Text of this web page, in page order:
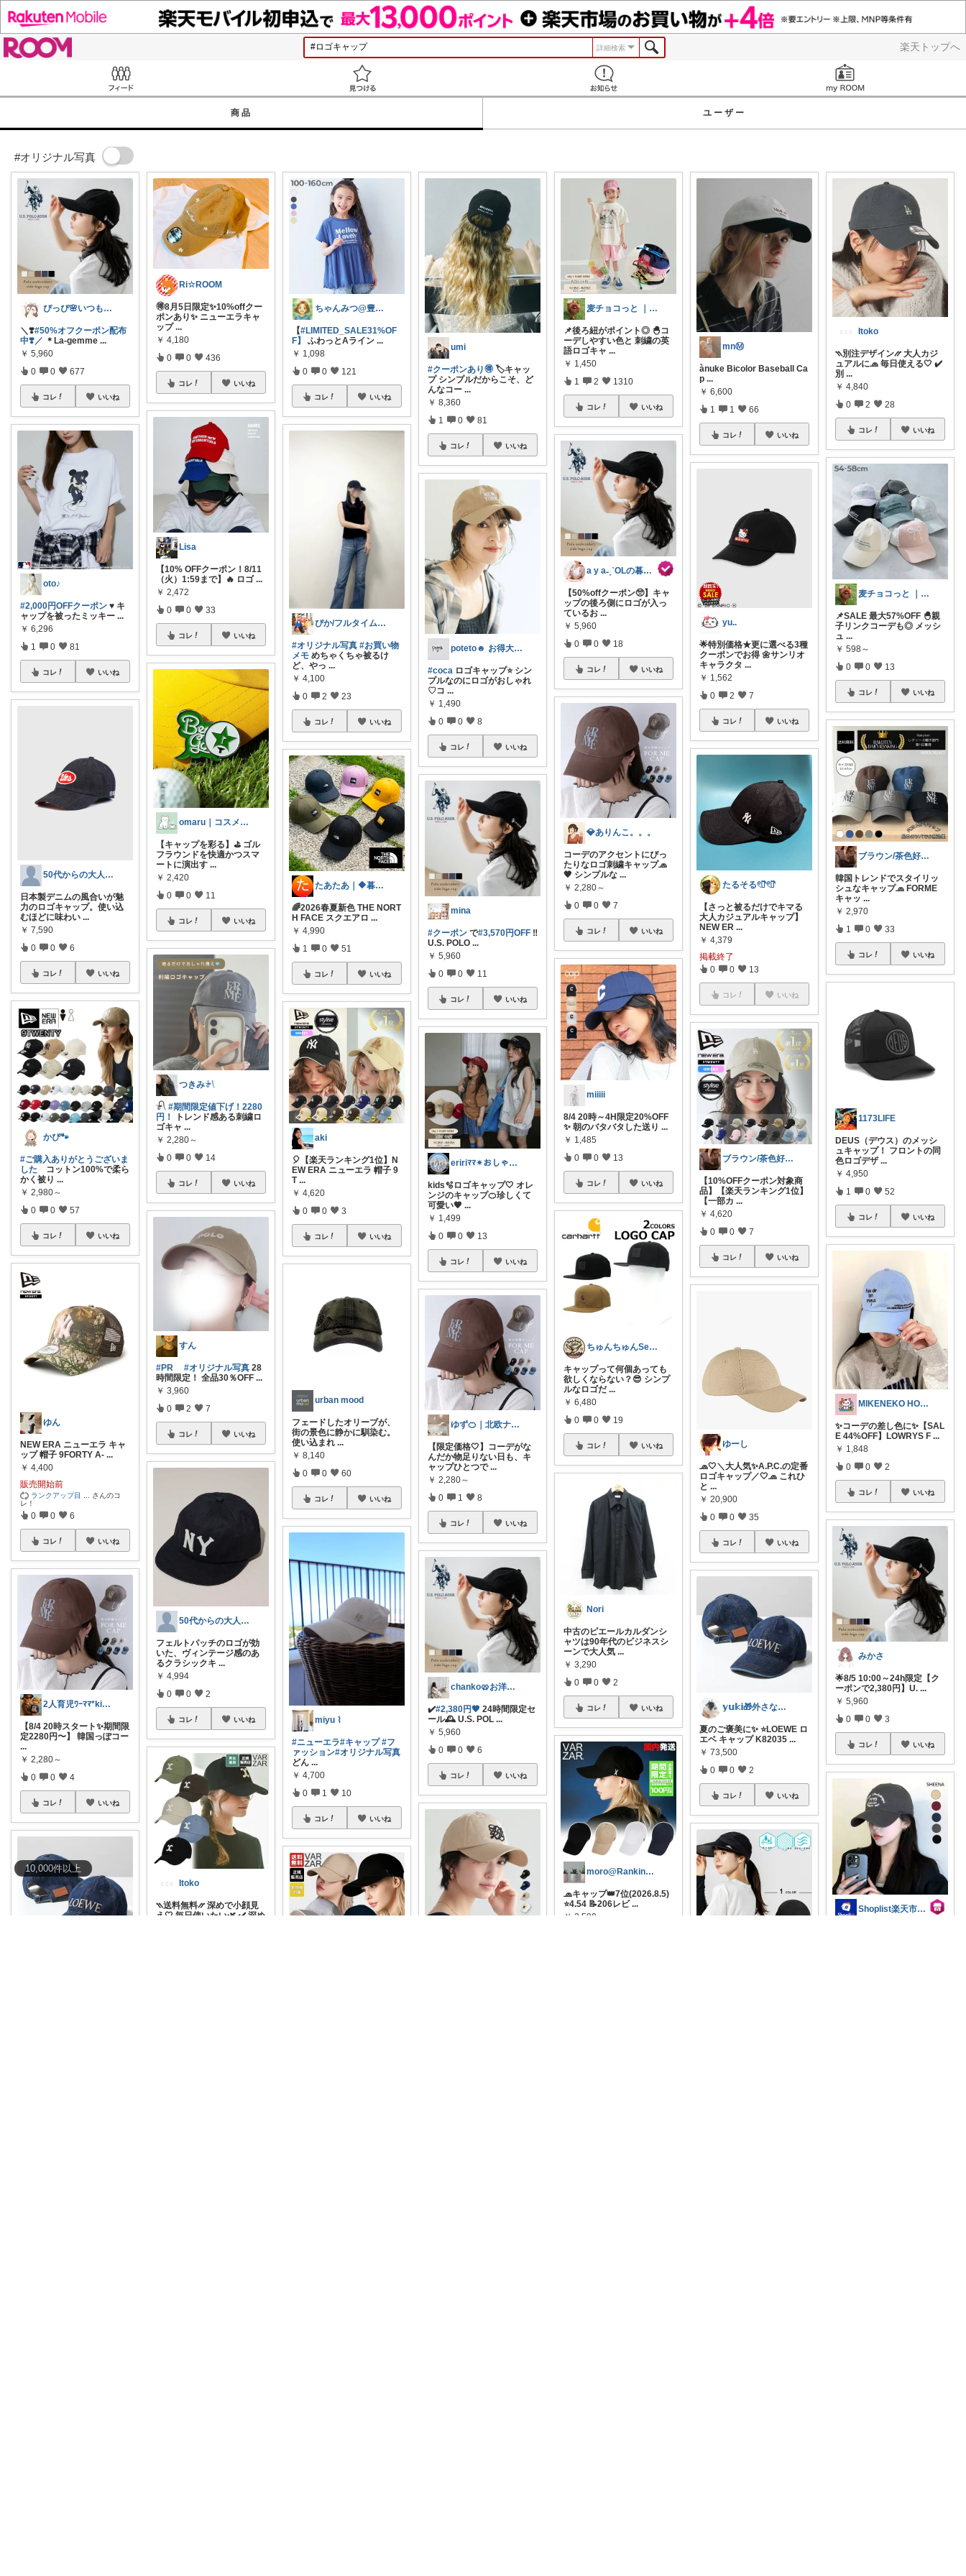
楽天トップへ
詳細検索
商品 ユーザー
#オリジナル写真
10,000件以上
ぴっぴ🌸いつもありがとうございます♡
＼❣️#50%オフクーポン配布
中❣️／ ＊La-gemme ...
￥ 5,960
0 0 677
コレ いいね
oto♪
#2,000円OFFクーポン ♥︎︎ キ
ャップを被ったミッキー ...
￥ 6,296
1 0 81
コレ いいね
50代からの大人メンズキャップ案内
日本製デニムの風合いが魅
力のロゴキャップ。使い込
むほどに味わい ...
￥ 7,590
0 0 6
コレ いいね
かぴ🐾
#ご購入ありがとうございま
した コットン100%で柔ら
かく被り ...
￥ 2,980～
0 0 57
コレ いいね
ゆん
NEW ERA ニューエラ キャ
ップ 帽子 9FORTY A- ...
￥ 4,400
販売開始前
ランクアップ目
さんのコ
レ！
0 0 6
コレ いいね
2人育児ﾜｰﾏﾏ*kinakoomama
【8/4 20時スタート✨期間限
定2280円〜】 韓国っぽコー
...
￥ 2,280～
0 0 4
コレ いいね
Ri☆ROOM
🉐8月5日限定✨10%offクー
ポンあり✨ ニューエラキャ
ップ ...
￥ 4,180
0 0 436
コレ いいね
Lisa
【10% OFFクーポン！8/11
（火）1:59まで】🔥 ロゴ ...
￥ 2,472
0 0 33
コレ いいね
omaru｜コスメと大人女子の暮らし
【キャップを彩る】⛳ ゴル
フラウンドを快適かつスマ
ートに演出す ...
￥ 2,420
0 0 11
コレ いいね
つきみ𓍯
𓍯#期間限定値下げ！2280
円！
トレンド感ある刺繍ロ
ゴキャ ...
￥ 2,280～
0 0 14
コレ いいね
すん
#PR #オリジナル写真 28
時間限定！ 全品30％OFF ...
￥ 3,960
0 2 7
コレ いいね
50代からの大人メンズキャップ案内
フェルトパッチのロゴが効
いた、ヴィンテージ感のあ
るクラシックキ ...
￥ 4,994
0 0 2
コレ いいね
Itoko
⳹送料無料⳼ 深めで小顔見
え🤍 毎日使いたい🌿 ✔️ 深め
ちゃんみつ@豊かな日常
【#LIMITED_SALE31%OF
F】
ふわっとAライン...
￥ 1,098
0 0 121
コレ いいね
ぴか/フルタイムワーママ👦🏻👦🏻
#オリジナル写真 #お買い物
メモ めちゃくちゃ被るけ
ど、やっ ...
￥ 4,100
0 2 23
コレ いいね
たあたあ｜🔶暮らしのおすすめ🔶
🌈2026春夏新色 THE NORT
H FACE スクエアロ ...
￥ 4,990
1 0 51
コレ いいね
aki
🎈【楽天ランキング1位】N
EW ERA ニューエラ 帽子 9
T ...
￥ 4,620
0 0 3
コレ いいね
urban mood
フェードしたオリーブが、
街の景色に静かに馴染む。
使い込まれ ...
￥ 8,140
0 0 60
コレ いいね
miyu ⌇
#ニューエラ#キャップ #フ
ァッション#オリジナル写真
どん ...
￥ 4,700
0 1 10
コレ いいね
umi
#クーポンあり🉐 🏷️キャッ
プ シンプルだからこそ、ど
んなコー ...
￥ 8,360
1 0 81
コレ いいね
poteto☻ お得大好き💜
#coca ロゴキャップ⭐️ シン
プルなのにロゴがおしゃれ
♡コ ...
￥ 1,490
0 0 8
コレ いいね
mina
#クーポン で#3,570円OFF ‼️
U.S. POLO...
￥ 5,960
0 0 11
コレ いいね
eririﾏﾏ✴︎おしゃれ雑貨×子供×服
kids🫧ロゴキャップ🤍 オレ
ンジのキャップ🍊珍しくて
可愛い🧡 ...
￥ 1,499
0 0 13
コレ いいね
ゆず🍊｜北欧ナチュラルインテリア
【限定価格🤍】コーデがな
んだか物足りない日も、キ
ャップひとつで ...
￥ 2,280～
0 1 8
コレ いいね
chanko🥨お洋服/出産準備💗
✔️#2,380円🤎 24時間限定セ
ール🕰️ U.S. POL ...
￥ 5,960
0 0 6
コレ いいね
麦チョコっと ｜ キッズ＆ベビー 夏
📌後ろ紐がポイント◎ 🐣コ
ーデしやすい色と 刺繍の英
語ロゴキャ ...
￥ 1,450
1 2 1310
コレ いいね
a y a˗ˏˋOLの暮らしと仕事ˎˊ˗
【50%offクーポン🥺】キャ
ップの後ろ側にロゴが入っ
ているお ...
￥ 5,960
0 0 18
コレ いいね
💎ありんこ。。。
コーデのアクセントにぴっ
たりなロゴ刺繍キャップ🧢
🤎 シンプルな ...
￥ 2,280～
0 0 7
コレ いいね
miiiii
8/4 20時～4H限定20%OFF
✨ 朝のバタバタした送り ...
￥ 1,485
0 0 13
コレ いいね
ちゅんちゅんSelect
キャップって何個あっても
欲しくならない？😎 シンプ
ルなロゴだ ...
￥ 6,480
0 0 19
コレ いいね
Nori
中古のピエールカルダンシ
ャツは90年代のビジネスシ
ーンで大人気 ...
￥ 3,290
0 0 2
コレ いいね
moro@Ranking ROOM
🧢キャップ👑7位(2026.8.5)
⭐4.54 📝206レビ ...
￥ 3,580
mnⓂ︎
ànuke Bicolor Baseball Ca
p...
￥ 6,600
1 1 66
コレ いいね
yu..
🌟特別価格★更に選べる3種
クーポンでお得 🌼サンリオ
キャラクタ ...
￥ 1,562
0 2 7
コレ いいね
たるそる𓏲𓎨𓏲𓎨
【さっと被るだけでキマる
大人カジュアルキャップ】
NEW ER ...
￥ 4,379
掲載終了
0 0 13
コレ いいね
ブラウン/茶色好き🤎ノブたん
【10%OFFクーポン対象商
品】【楽天ランキング1位】
【一部カ ...
￥ 4,620
0 0 7
コレ いいね
ゆーし
🧢🤍＼大人気✨A.P.C.の定番
ロゴキャップ／🤍🧢 これひ
と ...
￥ 20,900
0 0 35
コレ いいね
𝕪𝕦𝕜𝕚🎁外さない手土産お菓子
夏のご褒美に✨ ⭐️LOEWE ロ
エベ キャップ K82035 ...
￥ 73,500
0 0 2
コレ いいね
Itoko
⳹別注デザイン⳼ 大人カジ
ュアルに🧢 毎日使える🤍 ✔️
別 ...
￥ 4,840
0 2 28
コレ いいね
麦チョコっと ｜ キッズ＆ベビー 夏
📌SALE 最大57%OFF 🐣親
子リンクコーデも◎ メッシ
ュ ...
￥ 598～
0 0 13
コレ いいね
ブラウン/茶色好き🤎ノブたん
韓国トレンドでスタイリッ
シュなキャップ🧢 FORME
キャッ ...
￥ 2,970
1 0 33
コレ いいね
1173LIFE
DEUS（デウス）のメッシ
ュキャップ！ フロントの同
色ロゴデザ ...
￥ 4,950
1 0 52
コレ いいね
MIKENEKO HOUSE
✨コーデの差し色に✨【SAL
E 44%OFF】LOWRYS F ...
￥ 1,848
0 0 2
コレ いいね
みかさ
🌟8/5 10:00～24h限定【ク
ーポンで2,380円】U. ...
￥ 5,960
0 0 3
コレ いいね
Shoplist楽天市場店